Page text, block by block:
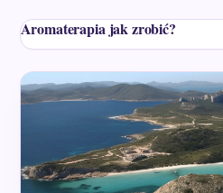
Aromaterapia jak zrobić?